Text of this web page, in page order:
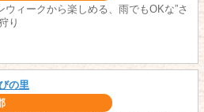
ウィークから楽しめる、雨でもOKな”さ
り
の里